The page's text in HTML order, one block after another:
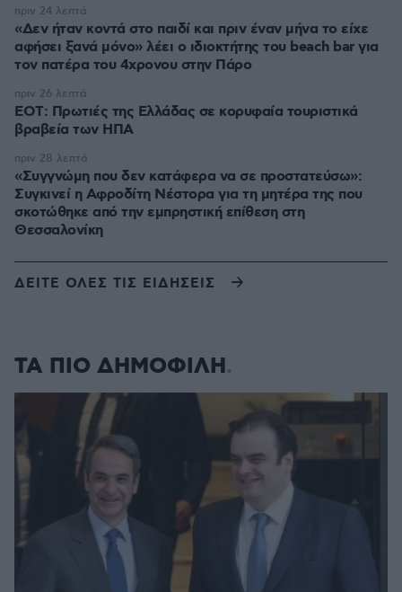
«Δεν ήταν κοντά στο παιδί και πριν έναν μήνα το είχε
αφήσει ξανά μόνο» λέει ο ιδιοκτήτης του beach bar για
τον πατέρα του 4χρονου στην Πάρο
πριν 24 λεπτά
ΕΟΤ: Πρωτιές της Ελλάδας σε κορυφαία τουριστικά
βραβεία των ΗΠΑ
πριν 26 λεπτά
«Συγγνώμη που δεν κατάφερα να σε προστατεύσω»:
Συγκινεί η Αφροδίτη Νέστορα για τη μητέρα της που
σκοτώθηκε από την εμπρηστική επίθεση στη
Θεσσαλονίκη
πριν 28 λεπτά
ΔΕΙΤΕ ΟΛΕΣ ΤΙΣ ΕΙΔΗΣΕΙΣ
ΤΑ ΠΙΟ ΔΗΜΟΦΙΛΗ